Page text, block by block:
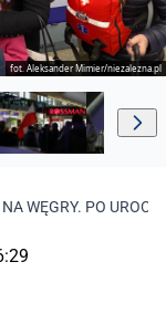
fot. Aleksander Mimier/niezalezna.pl
WĘGRY. PO